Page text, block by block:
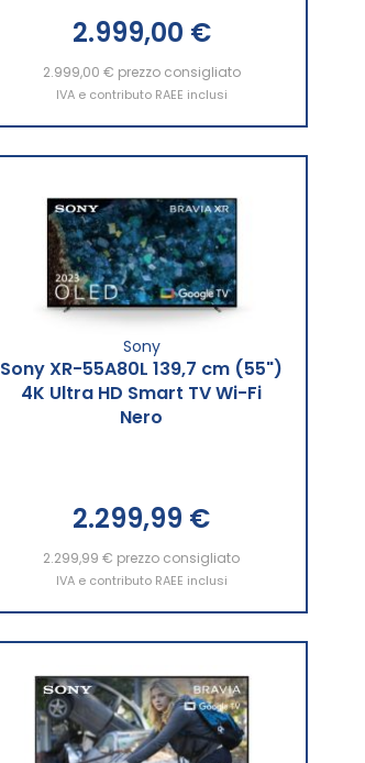
2.999,00 €
2.999,00 € prezzo consigliato
IVA e contributo RAEE inclusi
Aggiungi al Carrello
Sony
Sony XR-55A80L 139,7 cm (55")
4K Ultra HD Smart TV Wi-Fi
Nero
2.299,99 €
2.299,99 € prezzo consigliato
IVA e contributo RAEE inclusi
Aggiungi al Carrello